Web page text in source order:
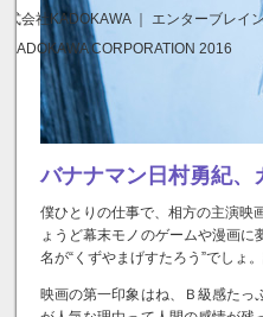
株式会社KADOKAWA ｜ エンターブレ
© KADOKAWA CORPORATION 2016
バナナマン日村勇紀、
僕ひとりの仕事で、相方の主演映
ょうど幕末モノのゲームや漫画
名が“くずやまげすたろう”でしょ
映画の第一印象はね、Ｂ級感たっ